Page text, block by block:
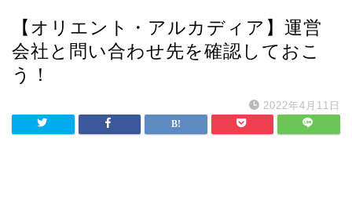
【オリエント・アルカディア】運営
会社と問い合わせ先を確認しておこ
う！
2022年4月11日